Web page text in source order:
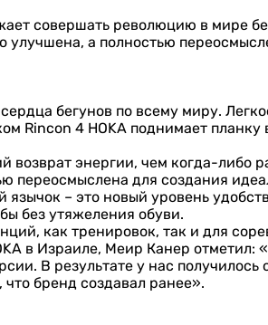
совершать революцию в мире
а полностью
бегунов по всему миру.
Rincon 4 HOKA поднимает
возврат энергии, чем когда-либо
для создания
– это новый уровень
без утяжеления обуви.
как тренировок, так и для
в Израиле, Меир Канер отметил:
В результате у нас получилось
бренд создавал ранее».